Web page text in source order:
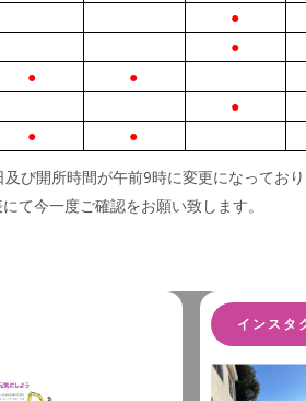
●
●
●
●
●
●
●
び開所時間が午前9時に変更になってお
て今一度ご確認をお願い致します。
インスタ